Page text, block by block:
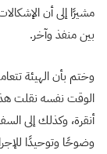
مشيرًا إلى أن
بين منفذ وآخر.
وختم بأن الهيئة
الوقت نفسه نقلت هذه
أنقرة، وكذلك إلى
وضوحًا وتوحيدًا